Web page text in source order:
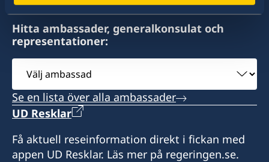
Hitta ambassader, generalkonsulat och
representationer:
Välj
ambassad
Se en lista över alla ambassader
UD Resklar
Få aktuell reseinformation direkt i fickan med
appen UD Resklar. Läs mer på regeringen.se.